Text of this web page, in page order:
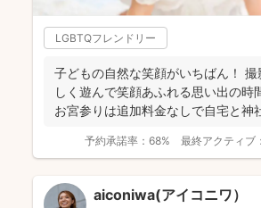
LGBTQフレンドリー
子どもの自然な笑顔がいちばん！
しく遊んで笑顔あふれる思い出の時
お宮参りは追加料金なしで自宅と神
予約承諾率： 68% 最終アクティブ：
aiconiwa(アイコニワ）